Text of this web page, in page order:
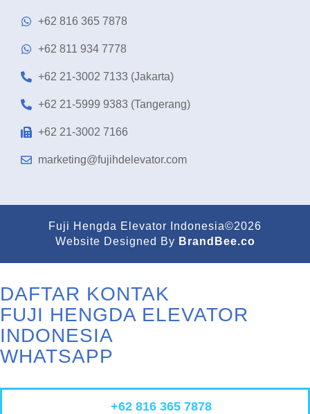
+62 816 365 7878
+62 811 934 7778
+62 21-3002 7133 (Jakarta)
+62 21-5999 9383 (Tangerang)
+62 21-3002 7166
marketing@fujihdelevator.com
Fuji Hengda Elevator Indonesia©2026
Website Designed By BrandBee.co
DAFTAR KONTAK
FUJI HENGDA ELEVATOR
INDONESIA
WHATSAPP
+62 816 365 7878